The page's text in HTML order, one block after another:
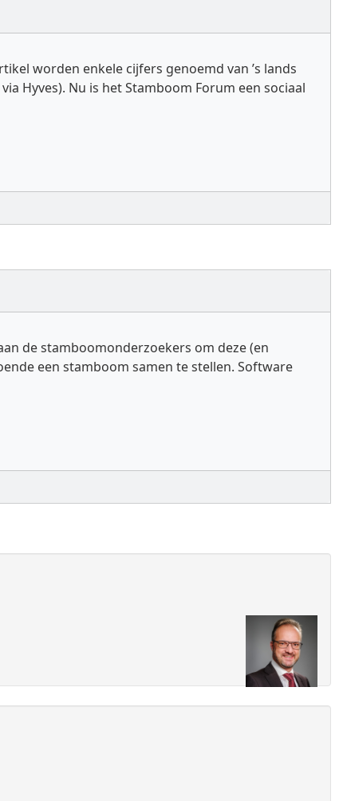
worden enkele cijfers genoemd van ’s lands
Hyves). Nu is het Stamboom Forum een sociaal
de stamboomonderzoekers om deze (en
een stamboom samen te stellen. Software